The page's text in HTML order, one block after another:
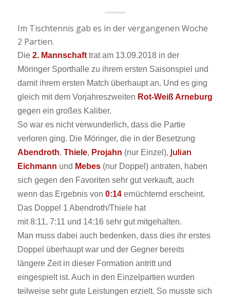
Im Tischtennis gab es in der vergangenen Woche
2 Partien.
Die 2. Mannschafttrat am 13.09.2018 in der
Möringer Sporthalle zu ihrem ersten Saisonspiel und
damit ihrem ersten Match überhaupt an. Und es ging
gleich mit dem Vorjahreszweiten Rot-Weiß Arneburg
gegen ein großes Kaliber.
So war es nicht verwunderlich, dass die Partie
verloren ging. Die Möringer, die in der Besetzung
Abendroth, Thiele, Projahn (nur Einzel), Julian
Eichmann und Mebes(nur Doppel) antraten, haben
sich gegen den Favoriten sehr gut verkauft, auch
wenn das Ergebnis von 0:14 ernüchternd erscheint.
Das Doppel 1 Abendroth/Thiele hat
mit 8:11, 7:11 und 14:16 sehr gut mitgehalten.
Man muss dabei auch bedenken, dass dies ihr erstes
Doppel überhaupt war und der Gegner bereits
längere Zeit in dieser Formation antritt und
eingespielt ist. Auch in den Einzelpartien wurden
teilweise sehr gute Leistungen erzielt. So musste sich